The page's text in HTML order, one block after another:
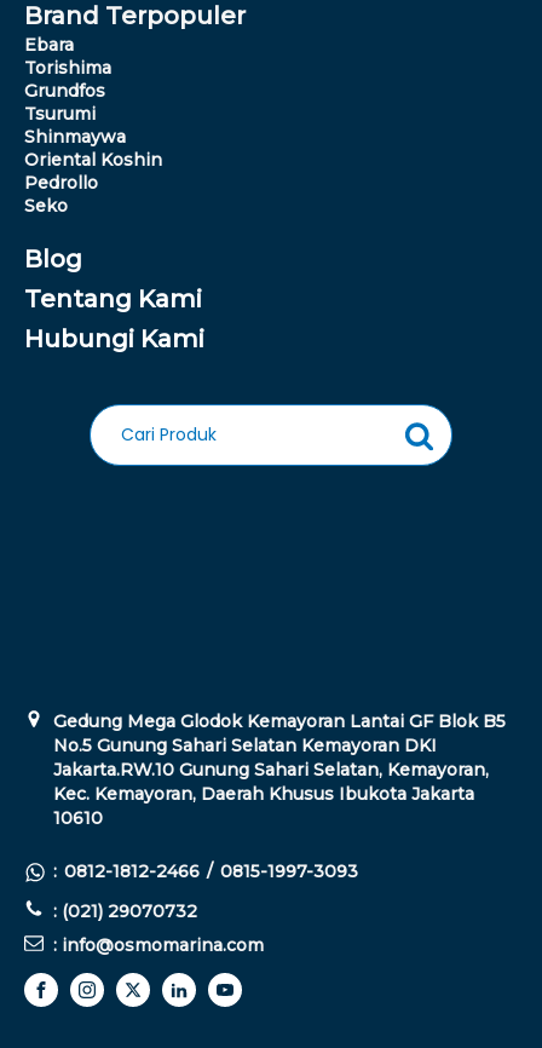
Brand Terpopuler
Ebara
Torishima
Grundfos
Tsurumi
Shinmaywa
Oriental Koshin
Pedrollo
Seko
Blog
Tentang Kami
Hubungi Kami
Gedung Mega Glodok Kemayoran Lantai GF Blok B5
No.5 Gunung Sahari Selatan Kemayoran DKI
Jakarta.RW.10 Gunung Sahari Selatan, Kemayoran,
Kec. Kemayoran, Daerah Khusus Ibukota Jakarta
10610
: 0812-1812-2466 / 0815-1997-3093
: (021) 29070732
: info@osmomarina.com